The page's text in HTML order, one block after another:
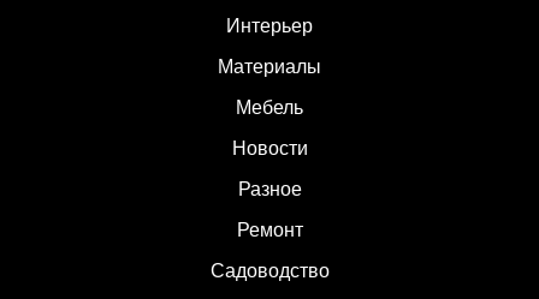
Интерьер
Материалы
Мебель
Новости
Разное
Ремонт
Садоводство